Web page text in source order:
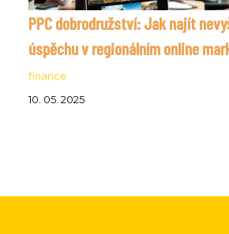
PPC dobrodružství: Jak najít
úspěchu v regionálním online
finance
10. 05. 2025